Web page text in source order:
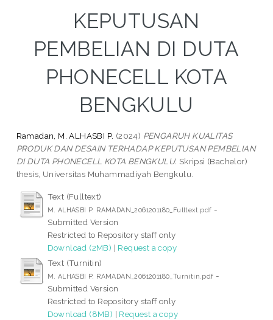
KEPUTUSAN
PEMBELIAN DI DUTA
PHONECELL KOTA
BENGKULU
Ramadan, M. ALHASBI P. (2024) PENGARUH KUALITAS
PRODUK DAN DESAIN TERHADAP KEPUTUSAN PEMBELIAN
DI DUTA PHONECELL KOTA BENGKULU. Skripsi (Bachelor)
thesis, Universitas Muhammadiyah Bengkulu.
Text (Fulltext)
M. ALHASBI P. RAMADAN_2061201180_Fulltext.pdf -
Submitted Version
Restricted to Repository staff only
Download (2MB) | Request a copy
Text (Turnitin)
M. ALHASBI P. RAMADAN_2061201180_Turnitin.pdf -
Submitted Version
Restricted to Repository staff only
Download (8MB) | Request a copy